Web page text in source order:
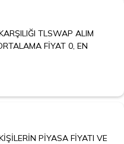
TLSWAP ALIM
FİYAT 0, EN
PİYASA FİYATI VE